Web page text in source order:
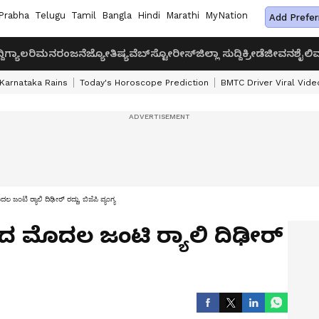
Telugu Tamil Bangla Hindi Marathi MyNation Add
ಗ್ಯಾಲರಿಮನರಂಜನೆಜ್ಯೋತಿಷ್ಯವೆಬ್‌ಸ್ಟೋರೀಸ್ಜಿಲ್ಲಾ ಸುದ್ದಿಕ್ರೀಡೆಜೀವನಶೈಲಿ
Karnataka Rains Today's Horoscope Prediction BMTC Driver Viral
ಜಂಟಿ ರ್‍ಯಾಲಿ ದಿಢೀರ್ ರದ್ದು, ಬಿಜೆಪಿ ವ್ಯಂಗ್ಯ
ಮೊದಲ ಜಂಟಿ ರ್‍ಯಾಲಿ ದಿಢೀರ್